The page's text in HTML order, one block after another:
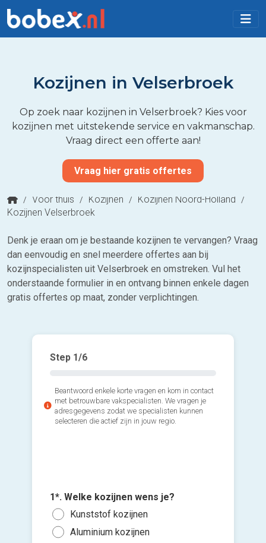
Kozijnen in Velserbroek
Op zoek naar kozijnen in Velserbroek? Kies voor
kozijnen met uitstekende service en vakmanschap.
Vraag direct een offerte aan!
Vraag hier gratis offertes
/ Voor thuis / Kozijnen / Kozijnen Noord-Holland /
Kozijnen Velserbroek
Denk je eraan om je bestaande kozijnen te vervangen? Vraag
dan eenvoudig en snel meerdere offertes aan bij
kozijnspecialisten uit Velserbroek en omstreken. Vul het
onderstaande formulier in en ontvang binnen enkele dagen
gratis offertes op maat, zonder verplichtingen.
Step 1/6
Beantwoord enkele korte vragen en kom in contact
met betrouwbare vakspecialisten. We vragen je
adresgegevens zodat we specialisten kunnen
selecteren die actief zijn in jouw regio.
1*. Welke kozijnen wens je?
Kunststof kozijnen
Aluminium kozijnen